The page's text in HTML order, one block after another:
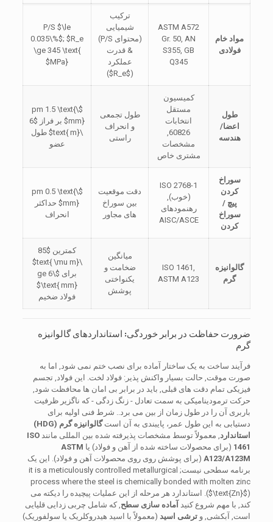
مواد خام
فولادی
ASTM A572
Gr. 50, AN
S355, GB
Q345
ترکیب
شیمیایی
(محتوای P/S)
& قدرت
عملکرد
(
$R_e$
)
P/S$\le
0.035\%$;$R_e
\ge 345 \text{
MPa}$
طول
اعضا/
هندسه
کمیسیون
مستقل
انتخابات
60826,
مشخصات
مشتری خاص
طول تجمعی
و انحراف
راستی
$\pm 1.5 \text{
mm}$ بر فراز
$6
\text{ m}$
طول
عضو
سوراخ
کردن
پیچ /
سوراخ
کردن
ISO 2768-1
(خوب),
رهنمودهای
AISC/ASCE
دقت موقعیت
بین سوراخ
های مجاور
$\pm 0.5 \text{
mm}$ حداکثر
انحراف
گالوانیزه
گرم
ISO 1461,
ASTM A123
میانگین
ضخامت و
یکنواختی
پوشش
کمترین
$85
\text{ \mu m}$
برای
$\ge 6
\text{ mm}$
فولاد ضخیم
ضرورت حفاظت در برابر خوردگی: استانداردهای گالوانیزه
گرم
فرآیند ساخت به یک ساختار آماده برای نصب ختم نمی شود, اما به
صورت موقت, حالت بسیار واکنش پذیر: فولاد لخت. این فولاد, تجسم
فیزیکی تمام دقت های قبلی, باید در برابر بی امان ها محافظت شود,
حرکت ترمودینامیکی به سمت تعادل - زنگ زدگی - که ناگزیر ظرفیت
باربری آن را در طول زمان از بین می برد.. شرط فنی اولیه برای
دستیابی به این طول عمر، پایبندی به آن است
گالوانیزه گرم (HDG)
استاندارد, معمولاً توسط مشخصات پذیرفته شده بین المللی مانند ISO
1461 (برای محصولات ساخته شده از آهن و فولاد) یا ASTM
A123/A123M (برای پوشش روی روی محصولات آهن و فولاد). این یک
برنامه سطحی نیست; it is a meticulously controlled metallurgical
process where the steel is chemically bonded with molten zinc
($\text{Zn}$ ). استاندارد هر مرحله از این عملیات پیچیده را دیکته می
کند, با مهم شروع کنید آماده سازی سطح , که شامل چربی زدایی قلیایی
است, آبکشی, و ترشی اسید(معمولاً با اسید هیدروکلریک یا سولفوریک)